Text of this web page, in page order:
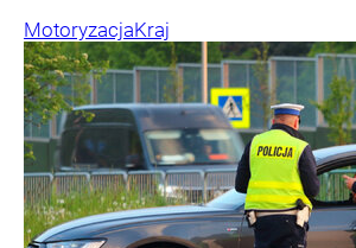
MotoryzacjaKraj